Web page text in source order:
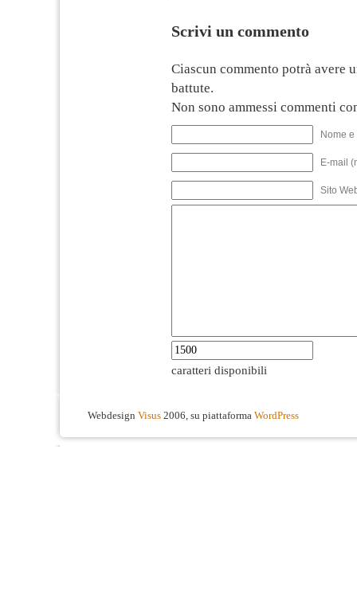
Scrivi un commento
Ciascun commento potrà avere
battute.
Non sono ammessi commenti
Nome
E-mail
Sito
caratteri disponibili
Webdesign Visus 2006, su piattaforma WordPress